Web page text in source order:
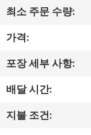
하
여
공
여
최소 주문 수량:
가격:
포장 세부 사항:
배달 시간:
지불 조건: